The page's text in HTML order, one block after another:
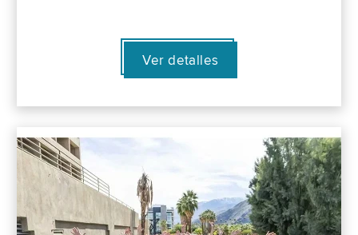
Ver detalles